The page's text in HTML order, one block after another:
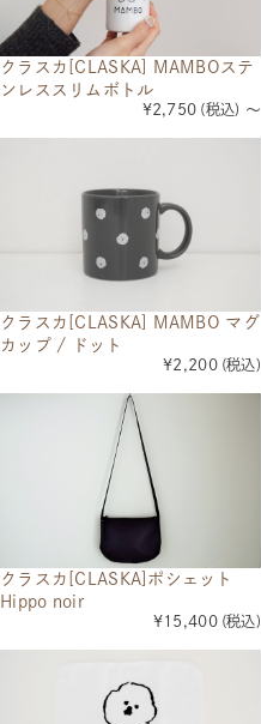
クラスカ[CLASKA] MAMBOステ
ンレススリムボトル
¥2,750 (税込) ～
クラスカ[CLASKA] MAMBO マグ
カップ / ドット
¥2,200 (税込)
クラスカ[CLASKA]ポシェット
Hippo noir
¥15,400 (税込)